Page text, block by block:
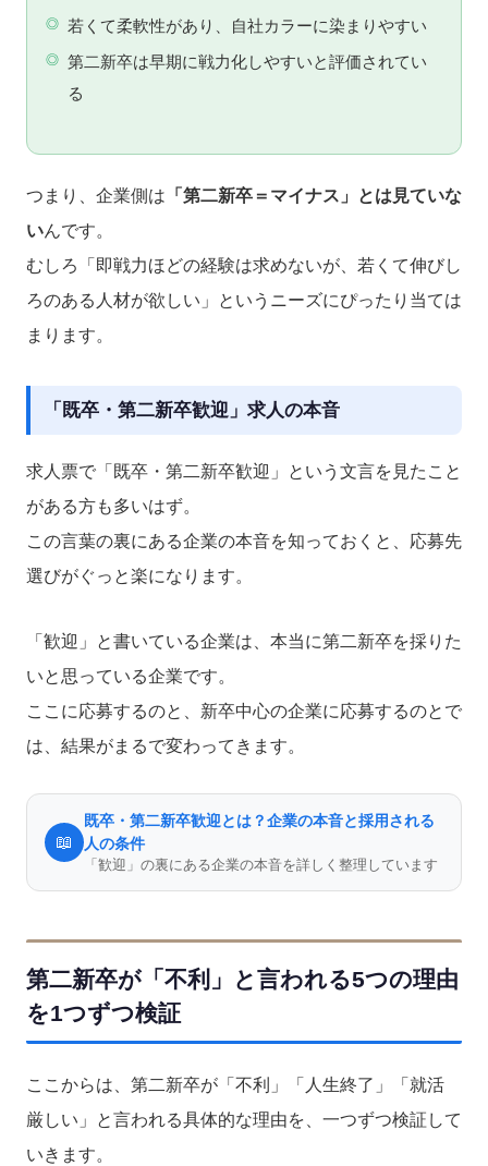
若くて柔軟性があり、自社カラーに染まりやすい
第二新卒は早期に戦力化しやすいと評価されてい
る
つまり、企業側は 「第二新卒＝マイナス」とは見ていな
いんです。
むしろ「即戦力ほどの経験は求めないが、若くて伸びし
ろのある人材が欲しい」というニーズにぴったり当ては
まります。
「既卒・第二新卒歓迎」求人の本音
求人票で「既卒・第二新卒歓迎」という文言を見たこと
がある方も多いはず。
この言葉の裏にある企業の本音を知っておくと、応募先
選びがぐっと楽になります。
「歓迎」と書いている企業は、本当に第二新卒を採りた
いと思っている企業です。
ここに応募するのと、新卒中心の企業に応募するのとで
は、結果がまるで変わってきます。
📖
既卒・第二新卒歓迎とは？企業の本音と採用される
人の条件
「歓迎」の裏にある企業の本音を詳しく整理しています
第二新卒が「不利」と言われる5つの理由
を1つずつ検証
ここからは、第二新卒が「不利」「人生終了」「就活
厳しい」と言われる具体的な理由を、一つずつ検証して
いきます。